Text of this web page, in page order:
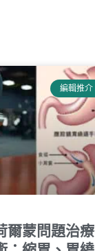
編輯推介
爾蒙問題治療